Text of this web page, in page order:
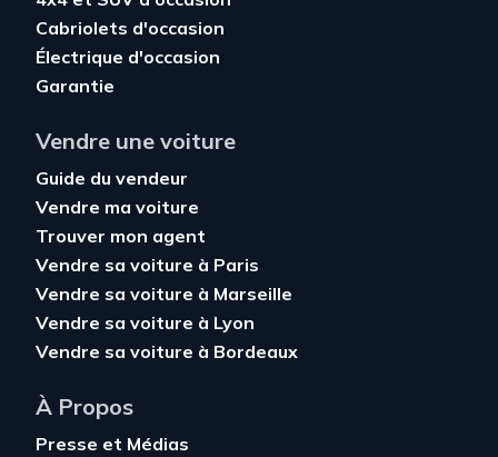
Cabriolets d'occasion
Électrique d'occasion
Garantie
Vendre une voiture
Guide du vendeur
Vendre ma voiture
Trouver mon agent
Vendre sa voiture à Paris
Vendre sa voiture à Marseille
Vendre sa voiture à Lyon
Vendre sa voiture à Bordeaux
À Propos
Presse et Médias